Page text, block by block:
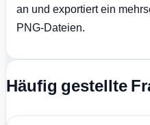
an und exportiert ein
PNG-Dateien.
Häufig gestellte